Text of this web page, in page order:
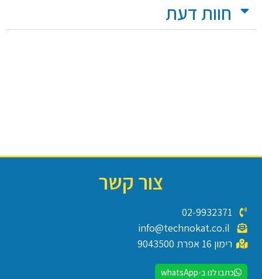
חוות דעת
צור קשר
02-9932371
רימון 16 אפרת 9043500
כתבו לנו ב-whatsApp